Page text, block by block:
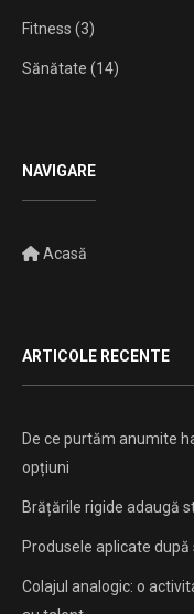
Fitness (3)
Sănătate (14)
NAVIGARE
Acasă
ARTICOLE RECENTE
De ce purtăm anumite
opțiuni
Brățările rigide adaugă
Produsele aplicate
Colajul analogic: o